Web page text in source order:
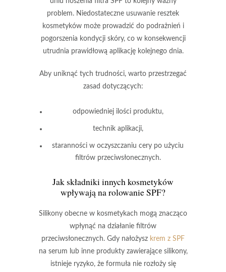
problem. Niedostateczne usuwanie resztek
kosmetyków może prowadzić do podrażnień i
pogorszenia kondycji skóry, co w konsekwencji
utrudnia prawidłową aplikację kolejnego dnia.
Aby uniknąć tych trudności, warto przestrzegać
zasad dotyczących:
odpowiedniej ilości produktu,
technik aplikacji,
staranności w oczyszczaniu cery po użyciu
filtrów przeciwsłonecznych.
Jak składniki innych kosmetyków
wpływają na rolowanie SPF?
Silikony obecne w kosmetykach mogą znacząco
wpłynąć na działanie filtrów
przeciwsłonecznych. Gdy nałożysz krem z SPF
na serum lub inne produkty zawierające silikony,
istnieje ryzyko, że formuła nie rozłoży się